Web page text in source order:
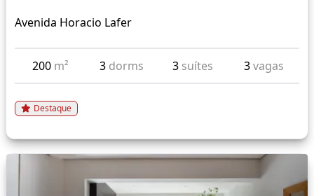
Avenida Horacio Lafer
200 m² 3 dorms 3 suítes 3vagas
Destaque